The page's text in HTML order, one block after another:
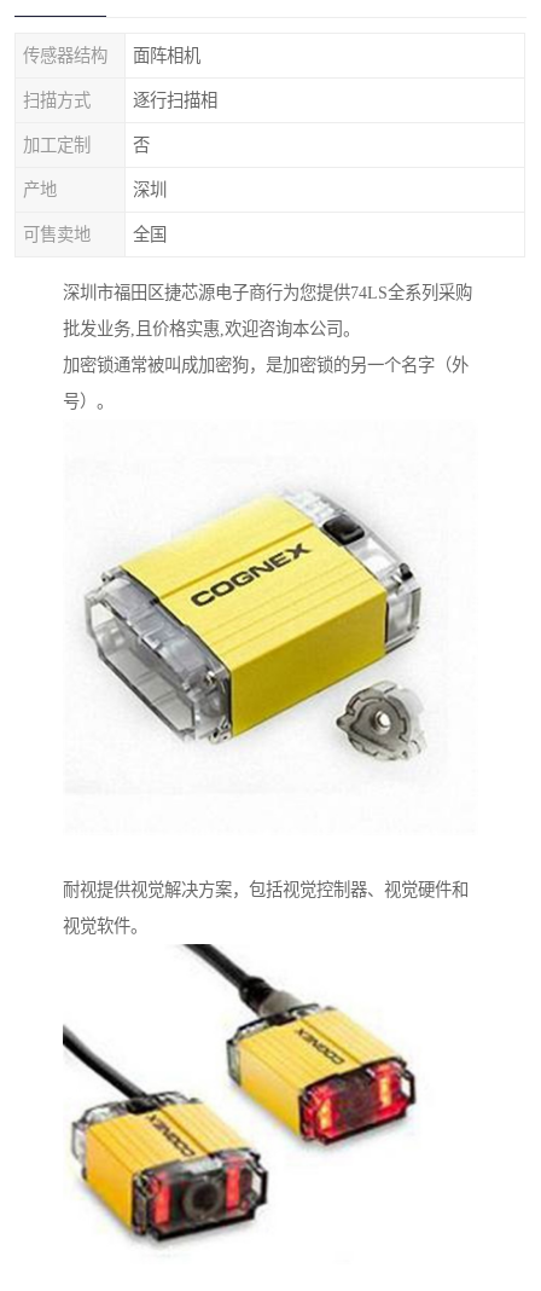
传感器结构 面阵相机
扫描方式 逐行扫描相
加工定制 否
产地 深圳
可售卖地 全国
深圳市福田区捷芯源电子商行为您提供74LS全系列采购
批发业务,且价格实惠,欢迎咨询本公司。
加密锁通常被叫成加密狗，是加密锁的另一个名字（外
号）。
耐视提供视觉解决方案，包括视觉控制器、视觉硬件和
视觉软件。